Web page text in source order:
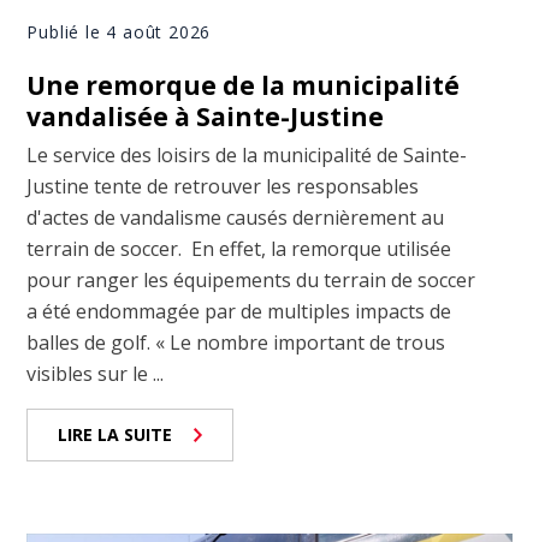
Publié le 4 août 2026
Une remorque de la municipalité
vandalisée à Sainte-Justine
Le service des loisirs de la municipalité de Sainte-
Justine tente de retrouver les responsables
d'actes de vandalisme causés dernièrement au
terrain de soccer. En effet, la remorque utilisée
pour ranger les équipements du terrain de soccer
a été endommagée par de multiples impacts de
balles de golf. « Le nombre important de trous
visibles sur le ...
LIRE LA SUITE